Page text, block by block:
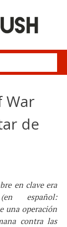
War
de
en clave era
(en español:
una operación
contra las